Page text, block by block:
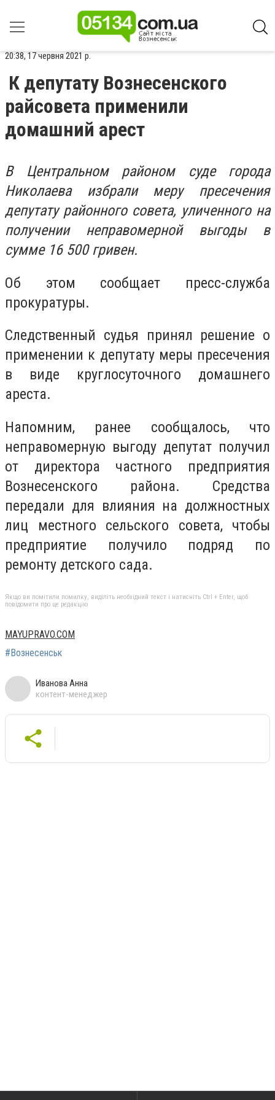
20:38, 17 червня 2021 р.
К депутату Вознесенского
райсовета применили
домашний арест
В Центральном районом суде города
Николаева избрали меру пресечения
депутату районного совета, уличенного на
получении неправомерной выгоды в
сумме 16 500 гривен.
Об этом сообщает пресс-служба
прокуратуры.
Следственный судья принял решение о
применении к депутату меры пресечения
в виде круглосуточного домашнего
ареста.
Напомним, ранее сообщалось, что
неправомерную выгоду депутат получил
от директора частного предприятия
Вознесенского района. Средства
передали для влияния на должностных
лиц местного сельского совета, чтобы
предприятие получило подряд по
ремонту детского сада.
Якщо ви помітили помилку, виділіть необхідний текст і натисніть Ctrl + Enter, щоб
повідомити про це редакцію
MAYUPRAVO.COM
#Вознесенськ
Иванова Анна
контент-менеджер